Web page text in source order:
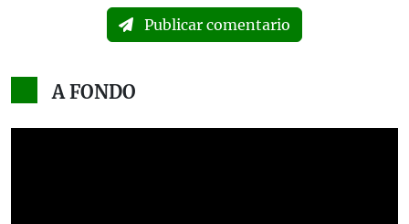
Publicar comentario
A FONDO